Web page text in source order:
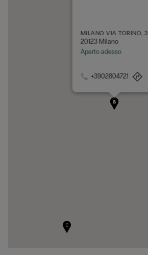
A
B
C
MILANO VIA TORINO, 3
20123 Milano
Aperto adesso
+3902804721